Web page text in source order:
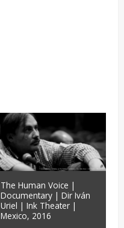
The Human Voice |
Documentary | Dir Iván
Uriel | Ink Theater |
Mexico, 2016